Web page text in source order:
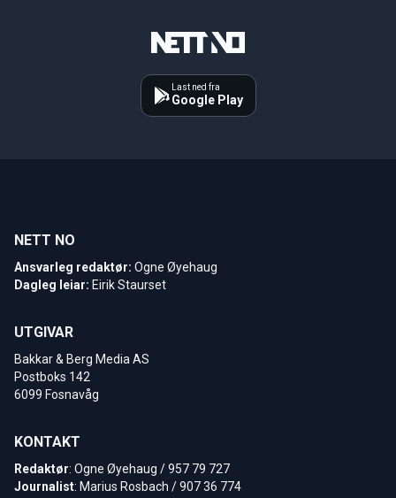
Last ned fra
Google Play
NETT NO
Ansvarleg redaktør: Ogne Øyehaug
Dagleg leiar: Eirik Staurset
UTGIVAR
Bakkar & Berg Media AS
Postboks 142
6099 Fosnavåg
KONTAKT
Redaktør: Ogne Øyehaug / 957 79 727
Journalist: Marius Rosbach / 907 36 774